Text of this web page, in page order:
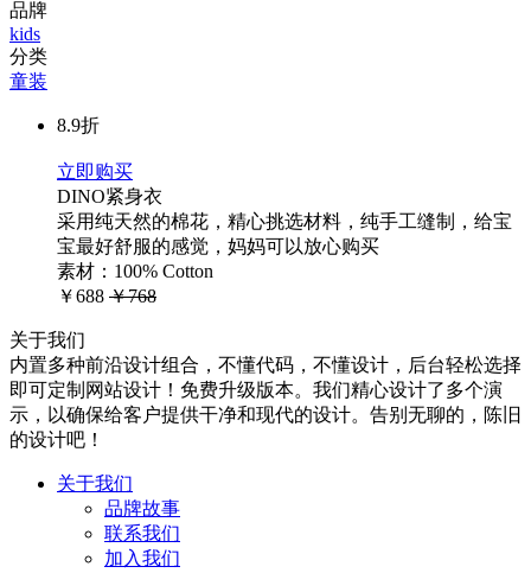
品牌
kids
分类
童装
8.9折
立即购买
DINO紧身衣
采用纯天然的棉花，精心挑选材料，纯手工缝制，给宝
宝最好舒服的感觉，妈妈可以放心购买
素材：100% Cotton
￥688 ￥768
关于我们
内置多种前沿设计组合，不懂代码，不懂设计，后台轻松选择
即可定制网站设计！免费升级版本。我们精心设计了多个演
示，以确保给客户提供干净和现代的设计。告别无聊的，陈旧
的设计吧！
关于我们
品牌故事
联系我们
加入我们